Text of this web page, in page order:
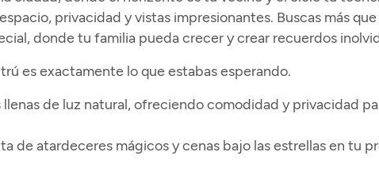
privacidad y vistas impresionantes. Buscas más
donde tu familia pueda crecer y crear recuerdos
es exactamente lo que estabas esperando.
llenas de luz natural, ofreciendo comodidad y privacidad
de atardeceres mágicos y cenas bajo las estrellas en tu